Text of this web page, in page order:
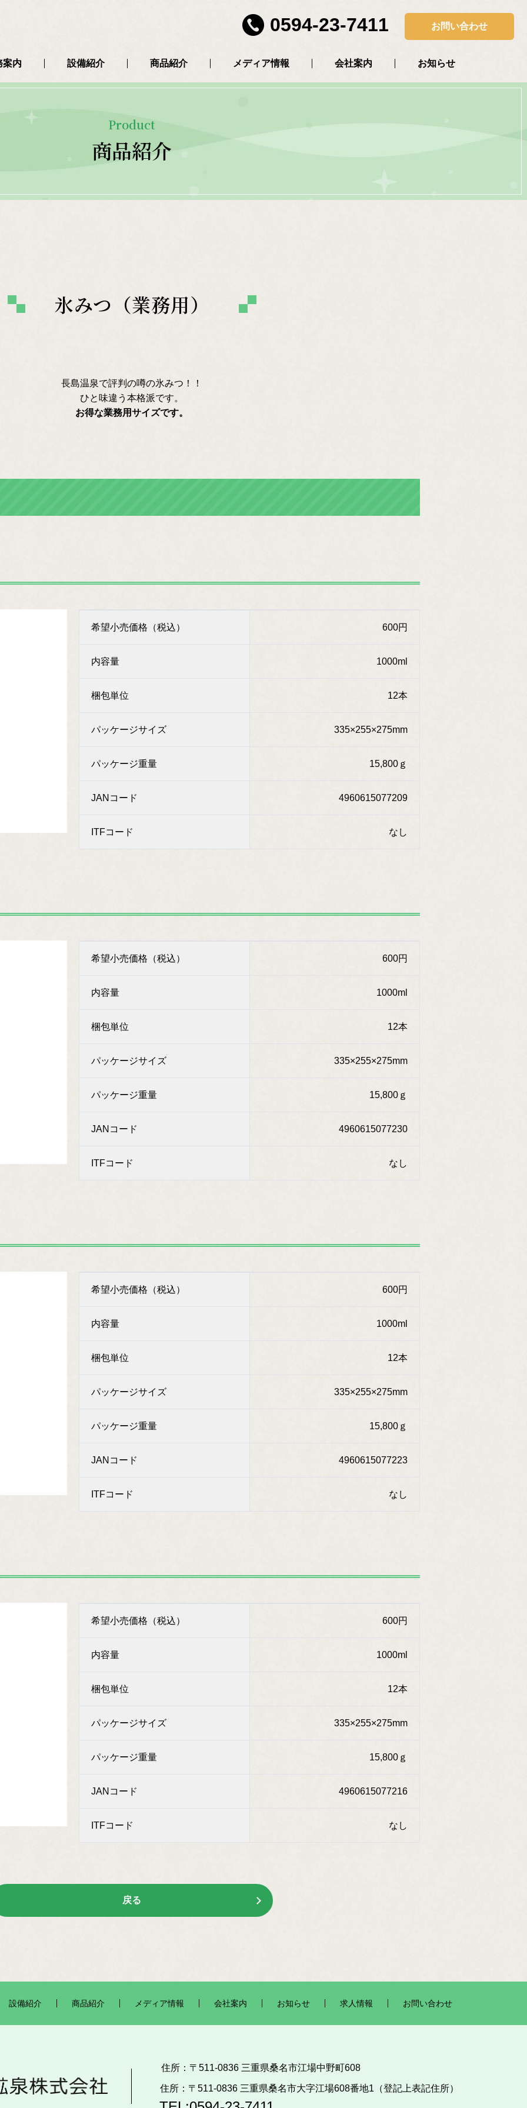
0594-23-7411 お問い合わせ
案内 設備紹介 商品紹介 メディア情報 会社案内 お知らせ
Product
商品紹介
氷みつ（業務用）
長島温泉で評判の噂の氷みつ！！
ひと味違う本格派です。
お得な業務用サイズです。
希望小売価格（税込） 600円
内容量 1000ml
梱包単位 12本
パッケージサイズ 335×255×275mm
パッケージ重量 15,800ｇ
JANコード 4960615077209
ITFコード なし
希望小売価格（税込） 600円
内容量 1000ml
梱包単位 12本
パッケージサイズ 335×255×275mm
パッケージ重量 15,800ｇ
JANコード 4960615077230
ITFコード なし
希望小売価格（税込） 600円
内容量 1000ml
梱包単位 12本
パッケージサイズ 335×255×275mm
パッケージ重量 15,800ｇ
JANコード 4960615077223
ITFコード なし
希望小売価格（税込） 600円
内容量 1000ml
梱包単位 12本
パッケージサイズ 335×255×275mm
パッケージ重量 15,800ｇ
JANコード 4960615077216
ITFコード なし
戻る
設備紹介 商品紹介 メディア情報 会社案内 お知らせ 求人情報 お問い合わせ
住所：〒511-0836 三重県桑名市江場中野町608
住所：〒511-0836 三重県桑名市大字江場608番地1（登記上表記住所）